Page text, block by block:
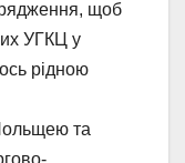
щоб
УГКЦ у
рідною
та